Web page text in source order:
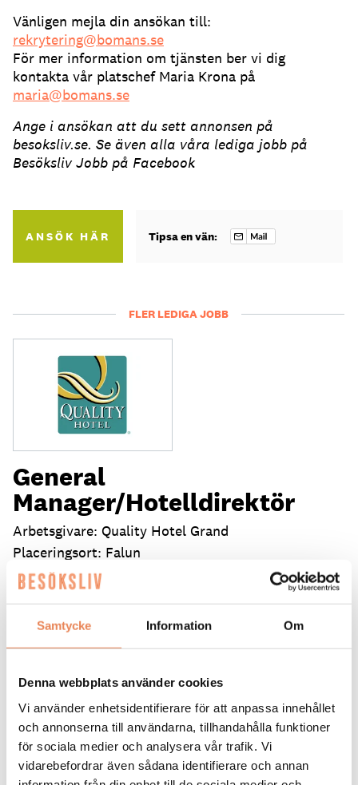
Samtycke Information Om
Denna webbplats använder cookies
Vi använder enhetsidentifierare för att anpassa innehållet
och annonserna till användarna, tillhandahålla funktioner
för sociala medier och analysera vår trafik. Vi
vidarebefordrar även sådana identifierare och annan
Vänligen mejla din ansökan till:
rekrytering@bomans.se
För mer information om tjänsten ber vi dig
kontakta vår platschef Maria Krona på
maria@bomans.se
Ange i ansökan att du sett annonsen på
besoksliv.se. Se även alla våra lediga jobb på
Besöksliv Jobb på Facebook
ANSÖK HÄR Tipsa en vän:
FLER LEDIGA JOBB
General
Manager/Hotelldirektör
Arbetsgivare: Quality Hotel Grand
Placeringsort: Falun
Sista ansökningsdag: 2026-09-04
LÄS MER
DAGAR KVAR: